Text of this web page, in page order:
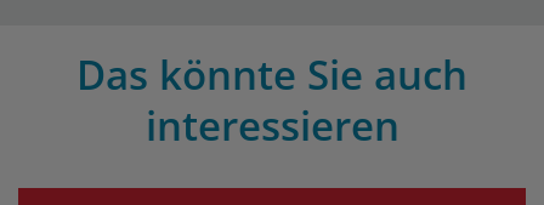
Das könnte Sie auch
interessieren